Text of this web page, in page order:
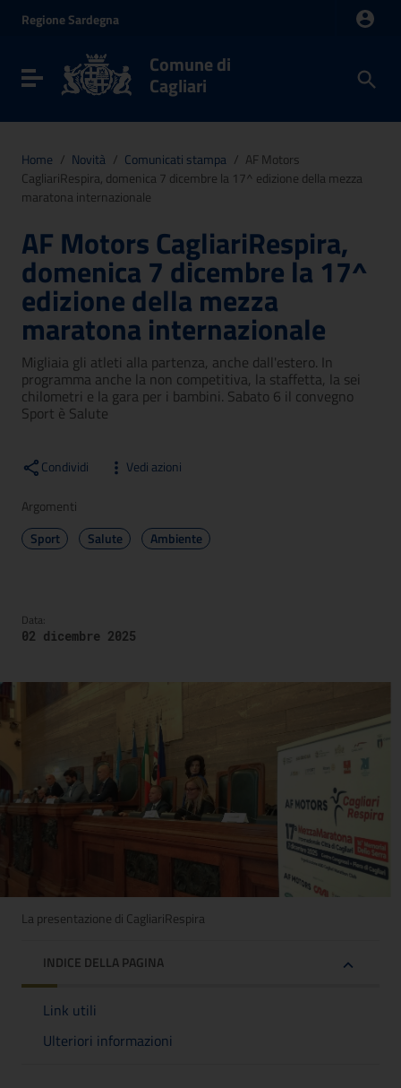
Vai al menu di navigazione
RegioneSardegna
Toggle navigation Comune di
Cagliari
Home / Novità / Comunicati stampa / AF Motors
CagliariRespira, domenica 7 dicembre la 17^ edizione della mezza
maratona internazionale
AF Motors CagliariRespira,
domenica 7 dicembre la 17^
edizione della mezza
maratona internazionale
Migliaia gli atleti alla partenza, anche dall'estero. In
programma anche la non competitiva, la staffetta, la sei
chilometri e la gara per i bambini. Sabato 6 il convegno
Sport è Salute
Condividi Vedi azioni
Argomenti
Sport
Salute Ambiente
Data:
02 dicembre 2025
La presentazione di CagliariRespira
INDICE DELLA PAGINA
Link utili
Ulteriori informazioni